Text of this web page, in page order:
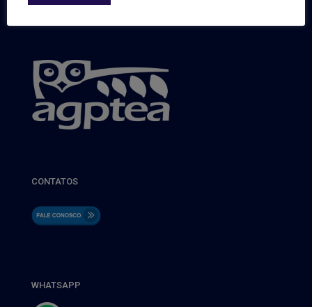
CONTATOS
WHATSAPP